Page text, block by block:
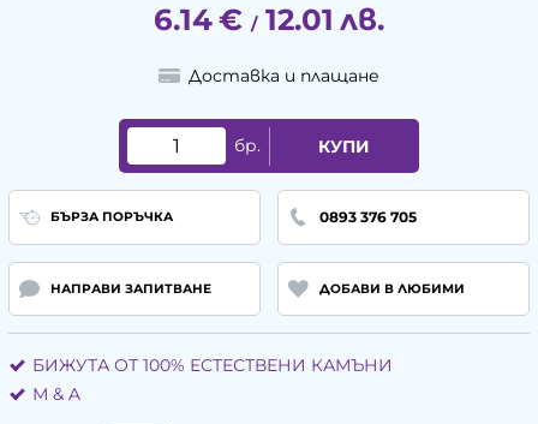
6.14€ / 12.01 лв.
Доставка и плащане
бр. КУПИ
БЪРЗА ПОРЪЧКА 0893 376 705
НАПРАВИ ЗАПИТВАНЕ ДОБАВИ В ЛЮБИМИ
БИЖУТА ОТ 100% ЕСТЕСТВЕНИ КАМЪНИ
М & A